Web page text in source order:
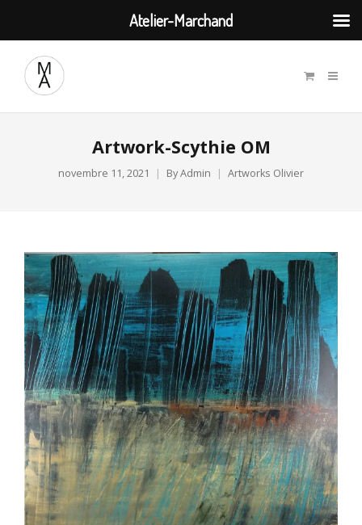
Artwork-Scythie OM
novembre 11, 2021 ByAdmin Artworks Olivier
Atelier-Marchand